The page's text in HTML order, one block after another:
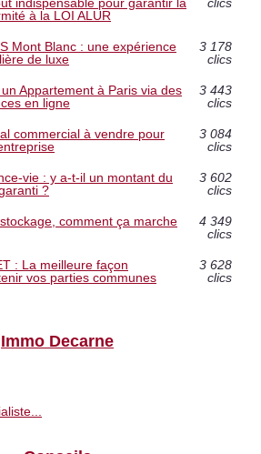
à la LOI ALUR
Mont Blanc : une expérience
de luxe
3 178
clics
Appartement à Paris via des
en ligne
3 443
clics
commercial à vendre pour
3 084
clics
vie : y a-t-il un montant du
?
3 602
clics
comment ça marche
4 349
clics
: La meilleure façon
vos parties communes
3 628
clics
Immo Decarne